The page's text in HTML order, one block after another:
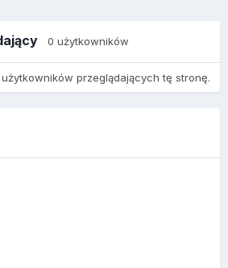
0 użytkowników
przeglądających tę stronę.